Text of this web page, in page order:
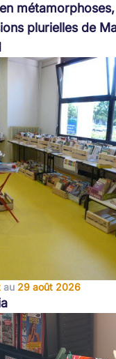
métamorphoses,
plurielles de
au 29 août 2026